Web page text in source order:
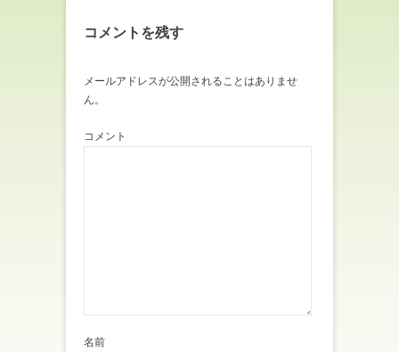
ン
ド
き
ま
だ
さ
し
い
で
コメントを残す
メールアドレスが公開されることはありませ
ん。
コメント
名前